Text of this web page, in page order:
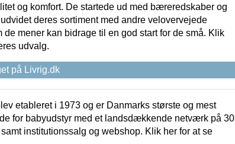
og komfort. De startede ud med bæreredskaber og
deres sortiment med andre velovervejede
de mener kan bidrage til en god start for de små. Klik
udvalg.
på Livrig.dk
etableret i 1973 og er Danmarks største og mest
for babyudstyr med et landsdækkende netværk på 30
institutionssalg og webshop. Klik her for at se